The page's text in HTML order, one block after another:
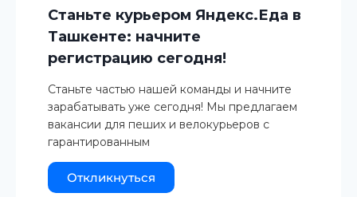
Станьте курьером Яндекс.Еда в
Ташкенте: начните
регистрацию сегодня!
Станьте частью нашей команды и начните
зарабатывать уже сегодня! Мы предлагаем
вакансии для пеших и велокурьеров с
гарантированным
Откликнуться